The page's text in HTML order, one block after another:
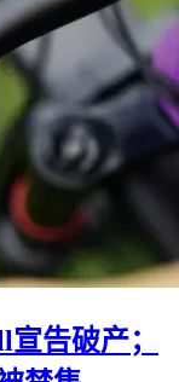
告破产；